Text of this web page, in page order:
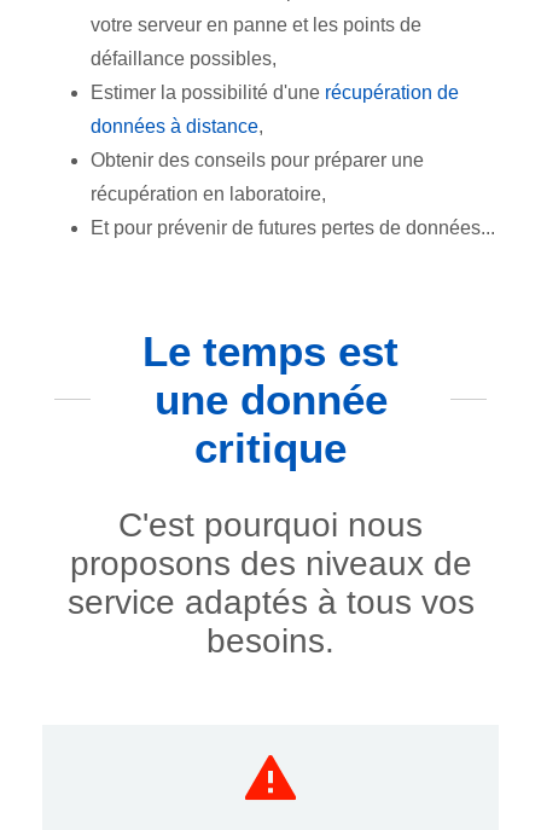
votre serveur en panne et les points de
défaillance possibles,
Estimer la possibilité d'une récupération de
données à distance,
Obtenir des conseils pour préparer une
récupération en laboratoire,
Et pour prévenir de futures pertes de données...
Le temps est
une donnée
critique
C'est pourquoi nous
proposons des niveaux de
service adaptés à tous vos
besoins.